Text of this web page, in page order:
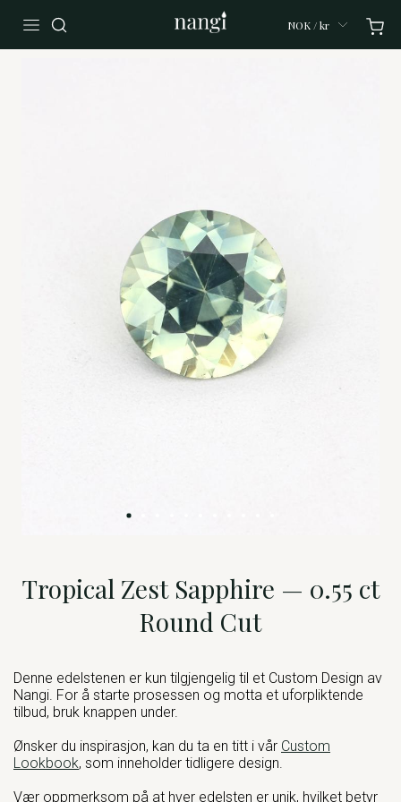
NOK / kr
Tropical Zest Sapphire — 0.55 ct
Round Cut
Denne edelstenen er kun tilgjengelig til et Custom Design av
Nangi. For å starte prosessen og motta et uforpliktende
tilbud, bruk knappen under.
Ønsker du inspirasjon, kan du ta en titt i vår Custom
Lookbook, som inneholder tidligere design.
Vær oppmerksom på at hver edelsten er unik, hvilket betyr